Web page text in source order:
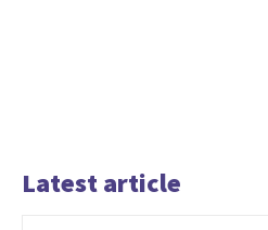
Latest article